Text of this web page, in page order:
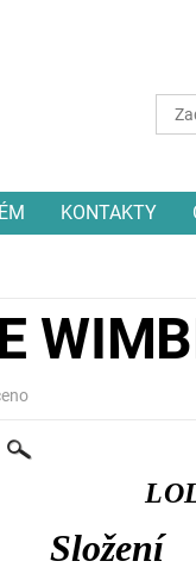
KONTAKTY
Složení